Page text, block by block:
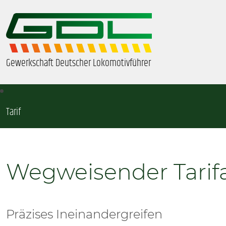
Gewerkschaft Deutscher Lokomotivführer
ÜBER UNS
GDL-JUGEND
Tarif
Wegweisender
Präzises Ineinandergreifen